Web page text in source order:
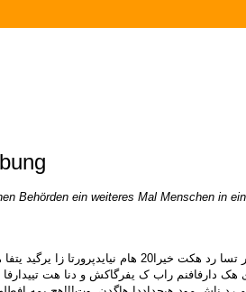
Behörden ein weiteres Mal Menschen in
رادشه!! زابادتش دارفای ک ه رعم ردید ضپرارق